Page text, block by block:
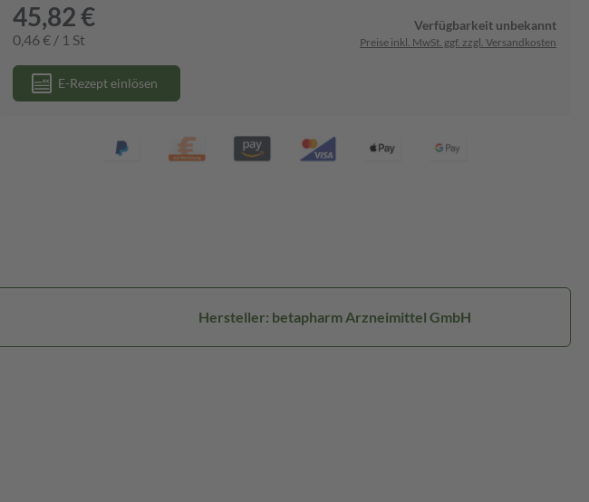
45,82 €
0,46 € / 1 St
Verfügbarkeit unbekannt
Preise inkl. MwSt. ggf. zzgl. Versandkosten
E-Rezept einlösen
Hersteller: betapharm Arzneimittel GmbH